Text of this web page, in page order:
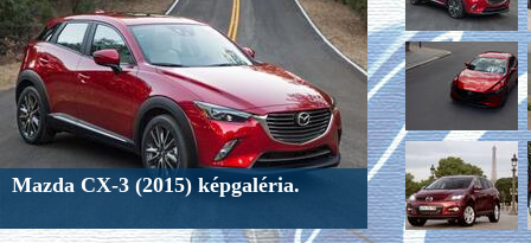
Mazda CX-3 (2015) képgaléria.